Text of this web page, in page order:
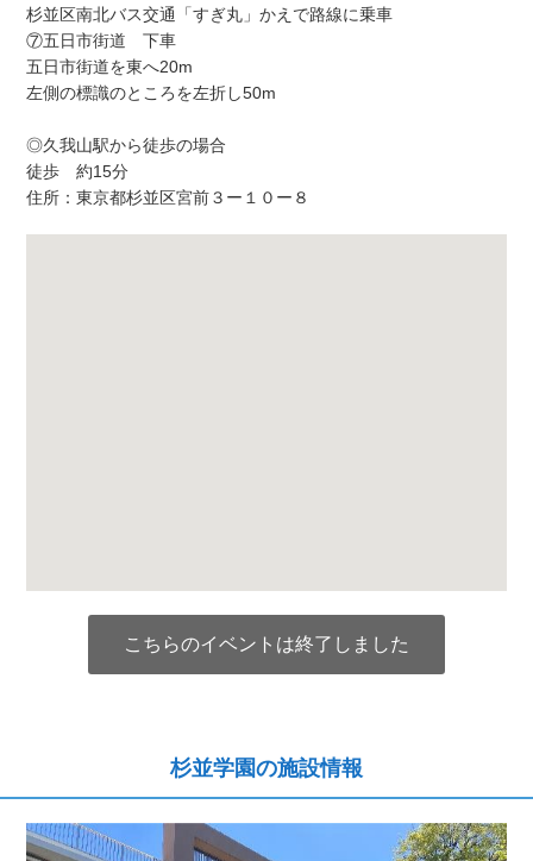
杉並区南北バス交通「すぎ丸」かえで路線に乗車
⑦五日市街道 下車
五日市街道を東へ20m
左側の標識のところを左折し50m
◎久我山駅から徒歩の場合
徒歩 約15分
住所：東京都杉並区宮前３ー１０ー８
こちらのイベントは終了しました
杉並学園の施設情報